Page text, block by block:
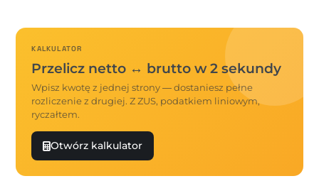
KALKULATOR
Przelicz netto ↔ brutto w 2 sekundy
Wpisz kwotę z jednej strony — dostaniesz pełne
rozliczenie z drugiej. Z ZUS, podatkiem liniowym,
ryczałtem.
Otwórz kalkulator